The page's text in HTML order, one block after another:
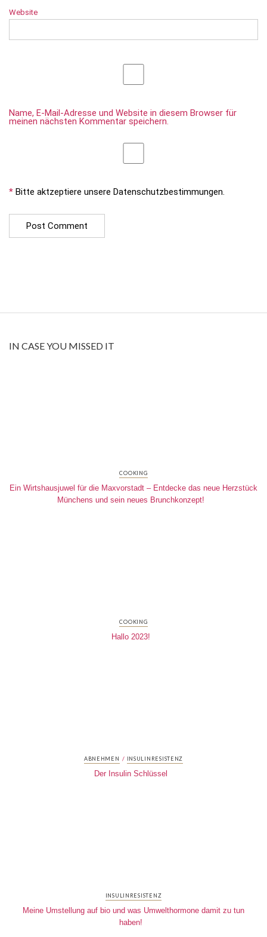
Website
Name, E-Mail-Adresse und Website in diesem Browser für
meinen nächsten Kommentar speichern.
* Bitte aktzeptiere unsere Datenschutzbestimmungen.
IN CASE YOU MISSED IT
COOKING
Ein Wirtshausjuwel für die Maxvorstadt – Entdecke das neue Herzstück
Münchens und sein neues Brunchkonzept!
COOKING
Hallo 2023!
ABNEHMEN / INSULINRESISTENZ
Der Insulin Schlüssel
INSULINRESISTENZ
Meine Umstellung auf bio und was Umwelthormone damit zu tun
haben!